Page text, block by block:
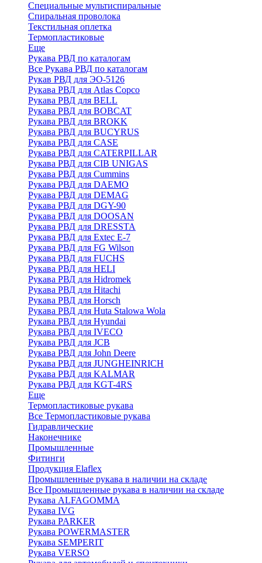
Специальные мультиспиральные
Спиральная проволока
Текстильная оплетка
Термопластиковые
Еще
Рукава РВД по каталогам
Все Рукава РВД по каталогам
Рукав РВД для ЭО-5126
Рукава РВД для Atlas Copco
Рукава РВД для BELL
Рукава РВД для BOBCAT
Рукава РВД для BROKK
Рукава РВД для BUCYRUS
Рукава РВД для CASE
Рукава РВД для CATERPILLAR
Рукава РВД для CIB UNIGAS
Рукава РВД для Cummins
Рукава РВД для DAEMO
Рукава РВД для DEMAG
Рукава РВД для DGY-90
Рукава РВД для DOOSAN
Рукава РВД для DRESSTA
Рукава РВД для Extec E-7
Рукава РВД для FG Wilson
Рукава РВД для FUCHS
Рукава РВД для HELI
Рукава РВД для Hidromek
Рукава РВД для Hitachi
Рукава РВД для Horsch
Рукава РВД для Huta Stalowa Wola
Рукава РВД для Hyundai
Рукава РВД для IVECO
Рукава РВД для JCB
Рукава РВД для John Deere
Рукава РВД для JUNGHEINRICH
Рукава РВД для KALMAR
Рукава РВД для KGT-4RS
Еще
Термопластиковые рукава
Все Термопластиковые рукава
Гидравлические
Наконечнике
Промышленные
Фитинги
Продукция Elaflex
Промышленные рукава в наличии на складе
Все Промышленные рукава в наличии на складе
Рукава ALFAGOMMA
Рукава IVG
Рукава PARKER
Рукава POWERMASTER
Рукава SEMPERIT
Рукава VERSO